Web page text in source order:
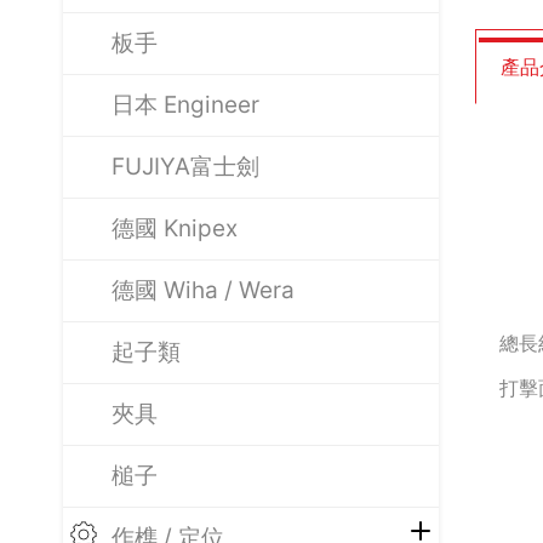
板手
日本 Engineer
FUJIYA富士劍
德國 Knipex
德國 Wiha / Wera
起子類
夾具
槌子
產
總
打